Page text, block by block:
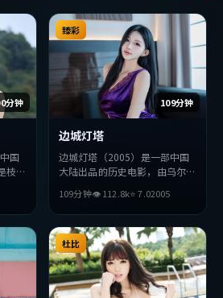
分钟
国
枝裕
人性
合喜
109分钟
臻彩
边城灯塔
边城灯塔（2005）是一部中国
大陆出品的历史电影，由乌尔善
主演。影片在叙事与视听上力求
突破，探讨人性与抉择，节奏张
弛有度，适合喜欢该类型的观众
完整观看。
109分钟👁112.8k⭐7.02005
杜比